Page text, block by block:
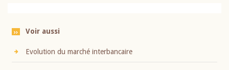
Voir aussi
Evolution du marché interbancaire